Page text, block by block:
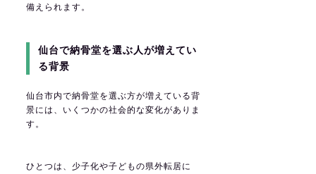
備えられます。
仙台で納骨堂を選ぶ人が増えてい
る背景
仙台市内で納骨堂を選ぶ方が増えている背
景には、いくつかの社会的な変化がありま
す。
ひとつは、少子化や子どもの県外転居に